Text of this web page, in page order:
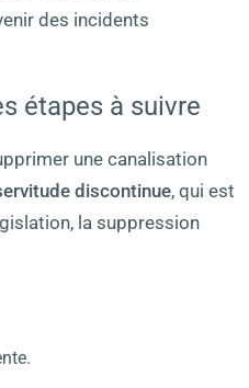
des incidents
étapes à suivre
une canalisation
discontinue, qui est
la suppression